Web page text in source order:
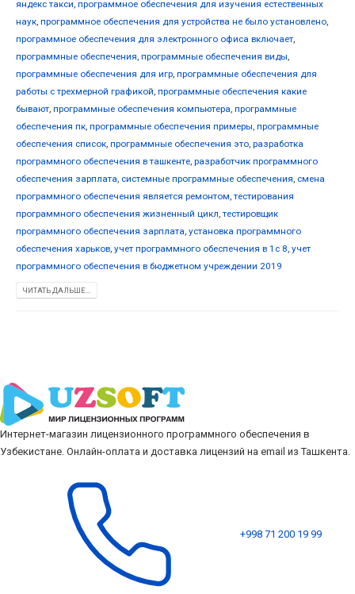
яндекс такси, программное обеспечения для изучения естественных
наук, программное обеспечения для устройства не было установлено,
программное обеспечения для электронного офиса включает,
программные обеспечения, программные обеспечения виды,
программные обеспечения для игр, программные обеспечения для
работы с трехмерной графикой, программные обеспечения какие
бывают, программные обеспечения компьютера, программные
обеспечения пк, программные обеспечения примеры, программные
обеспечения список, программные обеспечения это, разработка
программного обеспечения в ташкенте, разработчик программного
обеспечения зарплата, системные программные обеспечения, смена
программного обеспечения является ремонтом,тестирования
программного обеспечения жизненный цикл,тестировщик
программного обеспечения зарплата, установка программного
обеспечения харьков, учет программного обеспечения в 1с 8, учет
программного обеспечения в бюджетном учреждении 2019
ЧИТАТЬ ДАЛЬШЕ...
Интернет-магазин лицензионного программного обеспечения в
Узбекистане. Онлайн-оплата и доставка лицензий на email из Ташкента.
+998 71 200 19 99